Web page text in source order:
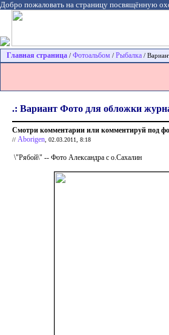
Добро пожаловать на страницу посвящённую
Главная страница / Фотоальбом / Рыбалка /
.: Вариант Фото для обложки
Смотри комментарии или комментируй под
// Aborigen , 02.03.2011, 8:18
\"Рябой\" -- Фото Александра с о.Сахалин